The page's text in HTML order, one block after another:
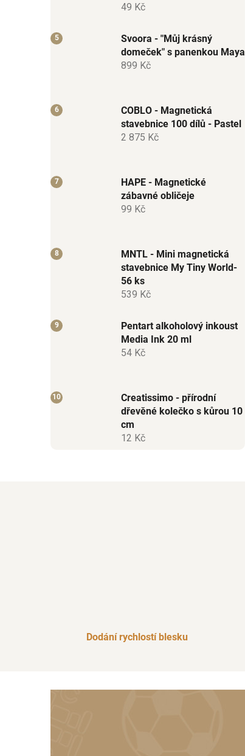
49 Kč
Svoora - "Můj krásný
domeček" s panenkou Maya
899 Kč
COBLO - Magnetická
stavebnice 100 dílů - Pastel
2 875 Kč
HAPE - Magnetické
zábavné obličeje
99 Kč
MNTL - Mini magnetická
stavebnice My Tiny World-
56 ks
539 Kč
Pentart alkoholový inkoust
Media Ink 20 ml
54 Kč
Creatissimo - přírodní
dřevěné kolečko s kůrou 10
cm
12 Kč
Dodání rychlostí blesku